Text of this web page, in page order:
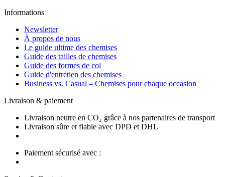
Informations
Newsletter
À propos de nous
Le guide ultime des chemises
Guide des tailles de chemises
Guide des formes de col
Guide d'entretien des chemises
Business vs. Casual – Chemises pour chaque occasion
Livraison & paiement
Livraison neutre en CO₂ grâce à nos partenaires de transport
Livraison sûre et fiable avec DPD et DHL
Paiement sécurisé avec :